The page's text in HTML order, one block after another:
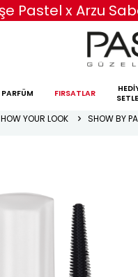
TL ve Üzeri
PARFÜM FIRSATLAR
YOUR LOOK SHOW BY